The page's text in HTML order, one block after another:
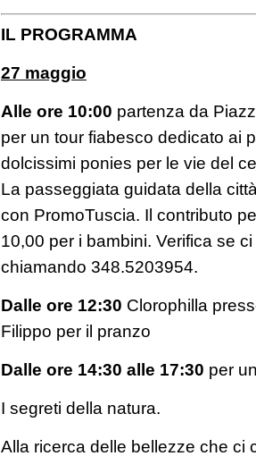
IL PROGRAMMA
27 maggio
Alle ore 10:00 partenza da
per un tour fiabesco dedicato ai
dolcissimi ponies per le vie del
La passeggiata guidata della
con PromoTuscia. Il contributo
10,00 per i bambini. Verifica se
chiamando 348.5203954.
Dalle ore 12:30 Clorophilla
Filippo per il pranzo
Dalle ore 14:30 alle 17:30 per
I segreti della natura.
Alla ricerca delle bellezze che ci